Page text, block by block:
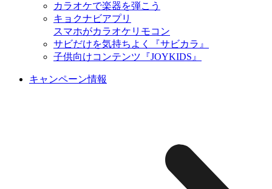
カラオケで楽器を弾こう
キョクナビアプリ
スマホがカラオケリモコン
サビだけを気持ちよく『サビカラ』
子供向けコンテンツ『JOYKIDS』
キャンペーン情報